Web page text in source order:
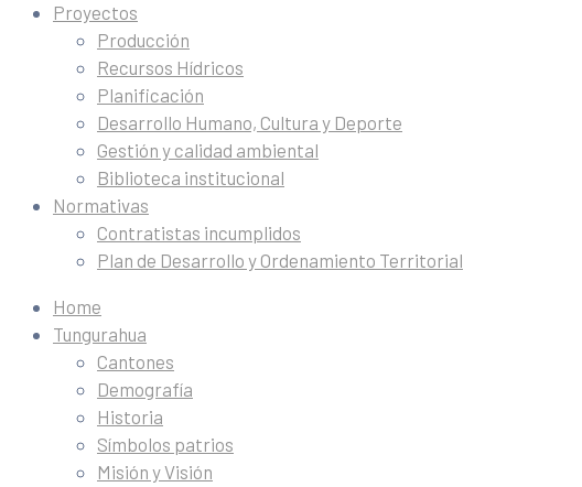
Proyectos
Producción
Recursos Hídricos
Planificación
Desarrollo Humano, Cultura y Deporte
Gestión y calidad ambiental
Biblioteca institucional
Normativas
Contratistas incumplidos
Plan de Desarrollo y Ordenamiento Territorial
Home
Tungurahua
Cantones
Demografía
Historia
Símbolos patrios
Misión y Visión